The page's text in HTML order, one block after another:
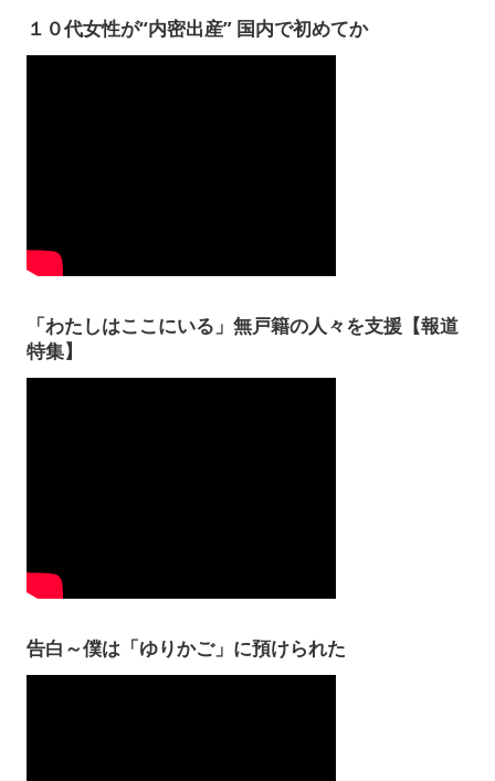
１０代女性が“内密出産” 国内で初めてか
「わたしはここにいる」無戸籍の人々を支援【報道
特集】
告白～僕は「ゆりかご」に預けられた